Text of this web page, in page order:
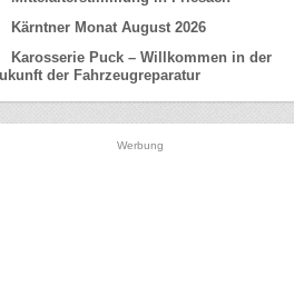
Kärntner Monat August 2026
Karosserie Puck – Willkommen in der
der Fahrzeugreparatur
Werbung